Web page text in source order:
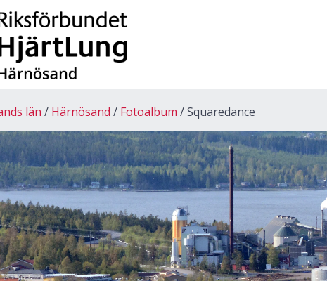
län Härnösand Fotoalbum Squaredance